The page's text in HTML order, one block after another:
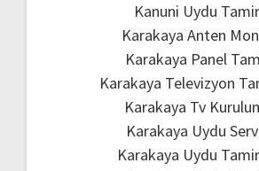
Kanuni Uydu
Karakaya Anten
Karakaya Panel
Karakaya Televizyon
Karakaya Tv
Karakaya Uydu
Karakaya Uydu